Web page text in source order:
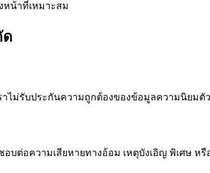
หน้าที่เหมาะสม
ด
าไม่รับประกันความถูกต้องของข้อมูลความนิยม
บต่อความเสียหายทางอ้อม เหตุบังเอิญ พิเศษ ห